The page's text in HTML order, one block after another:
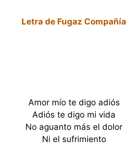
Letra de Fugaz Compañía
Amor mío te digo adiós
Adiós te digo mi vida
No aguanto más el dolor
Ni el sufrimiento